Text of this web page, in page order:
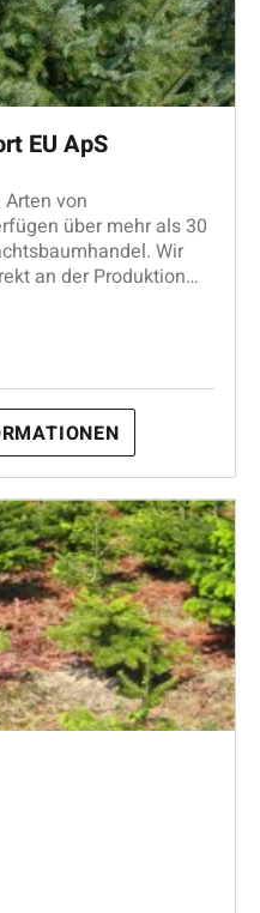
EU ApS
von
Wir
an der Produktion